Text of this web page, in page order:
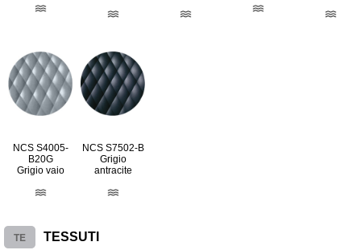
NCS S4005-
B20G
Grigio vaio
NCS S7502-B
Grigio
antracite
TE TESSUTI